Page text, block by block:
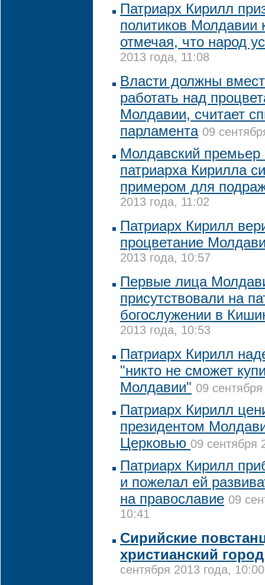
Патриарх Кирилл
политиков Молдавии
отмечая, что народ
2013 года, 11:08
Власти должны
работать над
Молдавии, считает
парламента 09
Молдавский премьер
патриарха Кирилла
примером для
2013 года, 11:02
Патриарх Кирилл
процветание
2013 года, 10:57
Первые лица
присутствовали на
богослужении в
2013 года, 10:53
Патриарх Кирилл
"никто не сможет
Молдавии" 09
Патриарх Кирилл
президентом
Церковью 09 сентября
Патриарх Кирилл
и пожелал ей
на православие 09
10:41
Сирийские
христианский
сентября 2013 года, 10:00